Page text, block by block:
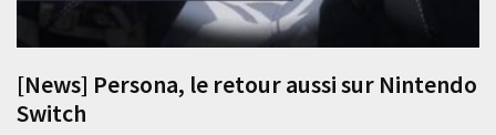
[News] Persona, le retour aussi sur Nintendo
Switch